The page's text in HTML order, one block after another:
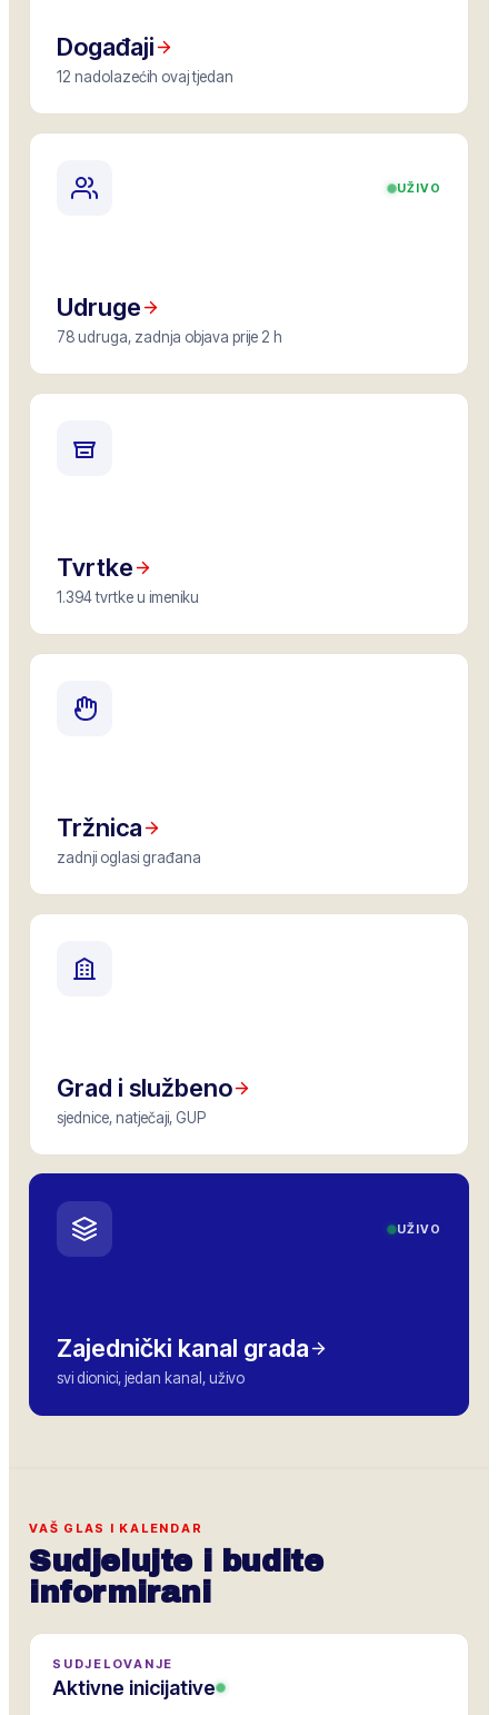
Događaji
12 nadolazećih ovaj tjedan
UŽIVO
Udruge
78 udruga, zadnja objava prije 2 h
Tvrtke
1.394 tvrtke u imeniku
Tržnica
zadnji oglasi građana
Grad i službeno
sjednice, natječaji, GUP
UŽIVO
Zajednički kanal grada
svi dionici, jedan kanal, uživo
VAŠ GLAS I KALENDAR
Sudjelujte i budite
informirani
SUDJELOVANJE
Aktivne inicijative